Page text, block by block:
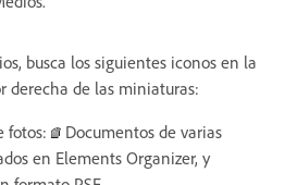
busca los siguientes iconos en la
derecha de las miniaturas:
fotos:
Documentos de varias
en Elements Organizer, y